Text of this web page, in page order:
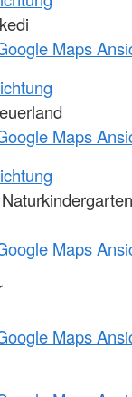
Maps
Maps
Maps
Maps